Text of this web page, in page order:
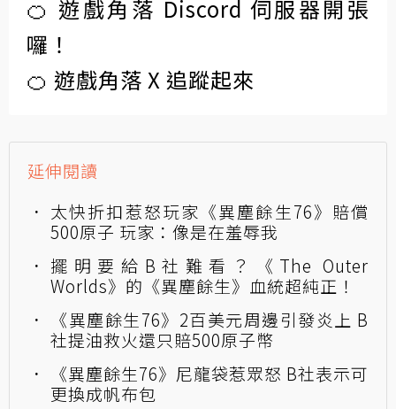
🍊 遊戲角落 Discord 伺服器開張
囉！
🍊 遊戲角落 X 追蹤起來
延伸閱讀
太快折扣惹怒玩家《異塵餘生76》賠償
500原子 玩家：像是在羞辱我
擺明要給B社難看？《The Outer
Worlds》的《異塵餘生》血統超純正！
《異塵餘生76》2百美元周邊引發炎上 B
社提油救火還只賠500原子幣
《異塵餘生76》尼龍袋惹眾怒 B社表示可
更換成帆布包